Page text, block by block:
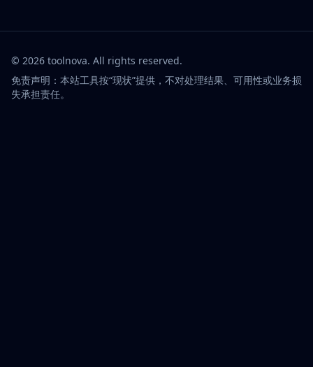
© 2026 toolnova. All rights reserved.
免责声明：本站工具按“现状”提供，不对处理结果、可用性或业务损
失承担责任。